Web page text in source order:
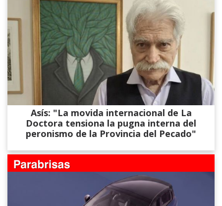
Asís: "La movida internacional de La
Doctora tensiona la pugna interna del
peronismo de la Provincia del Pecado"